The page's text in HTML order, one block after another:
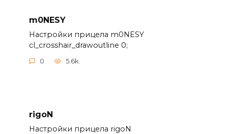
m0NESY
Настройки прицела m0NESY
cl_crosshair_drawoutline 0;
0 5.6k.
rigoN
Настройки прицела rigoN